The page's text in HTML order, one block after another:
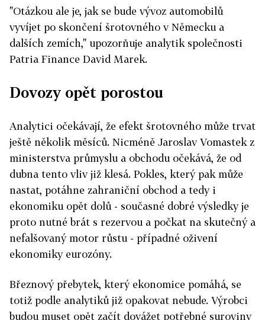
"Otázkou ale je, jak se bude vývoz automobilů
vyvíjet po skončení šrotovného v Německu a
dalších zemích," upozorňuje analytik společnosti
Patria Finance David Marek.
Dovozy opět porostou
Analytici očekávají, že efekt šrotovného může trvat
ještě několik měsíců. Nicméně Jaroslav Vomastek z
ministerstva průmyslu a obchodu očekává, že od
dubna tento vliv již klesá. Pokles, který pak může
nastat, potáhne zahraniční obchod a tedy i
ekonomiku opět dolů - současné dobré výsledky je
proto nutné brát s rezervou a počkat na skutečný a
nefalšovaný motor růstu - případné oživení
ekonomiky eurozóny.
Březnový přebytek, který ekonomice pomáhá, se
totiž podle analytiků již opakovat nebude. Výrobci
budou muset opět začít dovážet potřebné suroviny